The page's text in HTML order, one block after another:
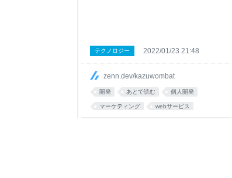
zenn.dev/kazuwombat
テクノロジー 2022/01/23 21:48
開発 あとで読む 個人開発
マーケティング webサービス